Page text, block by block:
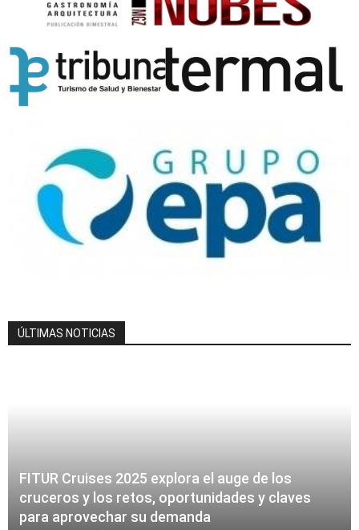
ÚLTIMAS NOTICIAS
FITUR Cruises 2025 explora el auge de los
cruceros y los retos, oportunidades y claves
para aprovechar su demanda